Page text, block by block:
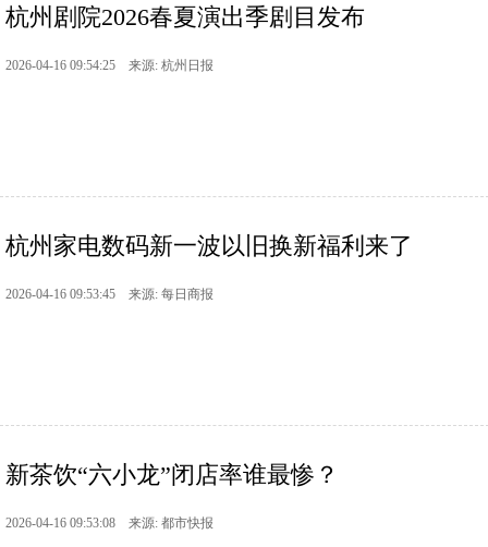
杭州剧院2026春夏演出季剧目发布
2026-04-16 09:54:25 来源: 杭州日报
杭州家电数码新一波以旧换新福利来了
2026-04-16 09:53:45 来源: 每日商报
新茶饮“六小龙”闭店率谁最惨？
2026-04-16 09:53:08 来源: 都市快报